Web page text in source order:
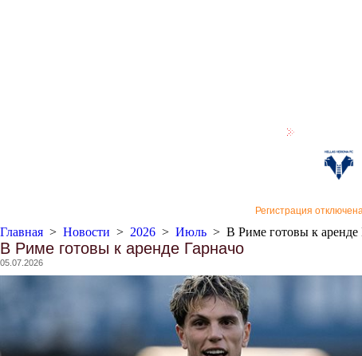
Регистрация
Главная > Новости > 2026 > Июль > В Риме готовы к аренде
В Риме готовы к аренде Гарначо
05.07.2026